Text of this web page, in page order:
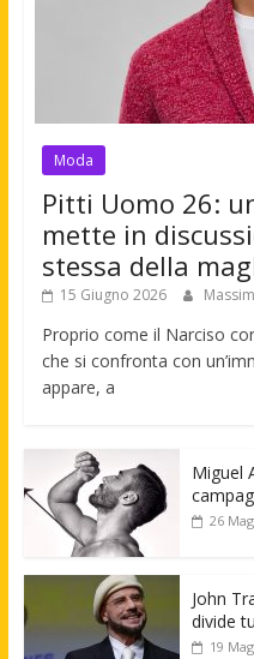
Moda
Pitti Uomo 26:
mette in
stessa della
15 Giugno 2026
Proprio come il Narciso
che si confronta con
appare, a
Miguel
26
John
divide
19